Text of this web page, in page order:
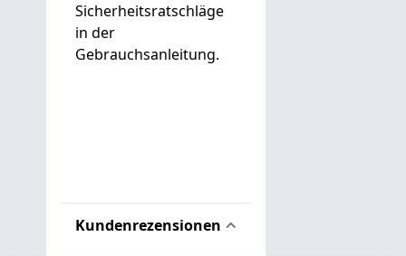
Sicherheitsratschläge
in der
Gebrauchsanleitung.
Kundenrezensionen